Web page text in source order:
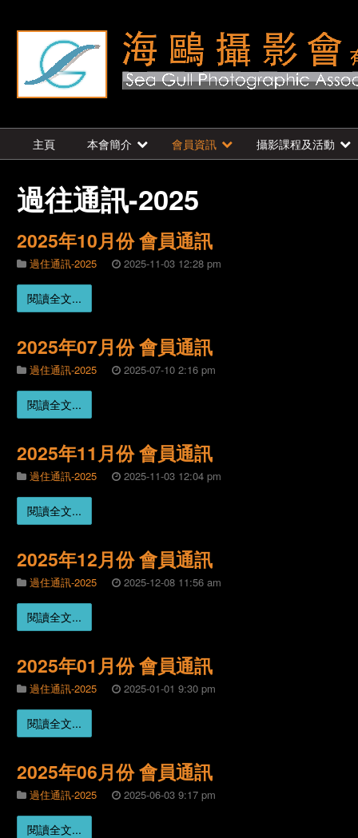
主頁 本會簡介 會員資訊 攝影課程及活動
過往通訊-2025
2025年10月份 會員通訊
過住通訊-2025 2025-11-03 12:28 pm
閱讀全文...
2025年07月份 會員通訊
過住通訊-2025 2025-07-10 2:16 pm
閱讀全文...
2025年11月份 會員通訊
過住通訊-2025 2025-11-03 12:04 pm
閱讀全文...
2025年12月份 會員通訊
過住通訊-2025 2025-12-08 11:56 am
閱讀全文...
2025年01月份 會員通訊
過住通訊-2025 2025-01-01 9:30 pm
閱讀全文...
2025年06月份 會員通訊
過住通訊-2025 2025-06-03 9:17 pm
閱讀全文...